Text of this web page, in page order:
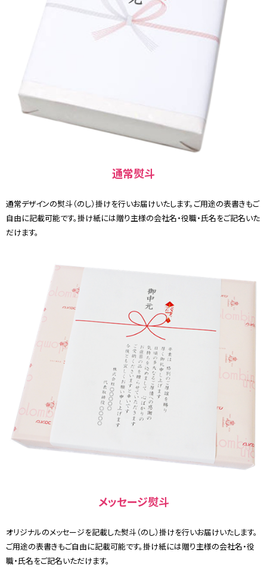
通常熨斗
通常デザインの熨斗（のし）掛けを行いお届けいたします。ご用途の表書きもご
自由に記載可能です。掛け紙には贈り主様の会社名・役職・氏名をご記名いた
だけます。
メッセージ熨斗
オリジナルのメッセージを記載した熨斗（のし）掛けを行いお届けいたします。
ご用途の表書きもご自由に記載可能です。掛け紙には贈り主様の会社名・役
職・氏名をご記名いただけます。